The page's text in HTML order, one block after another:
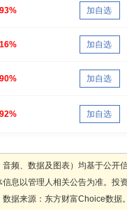
加自选
加自选
加自选
加自选
频、数据及图表）均基于公
息以管理人相关公告为准。
据来源：东方财富Choice数据